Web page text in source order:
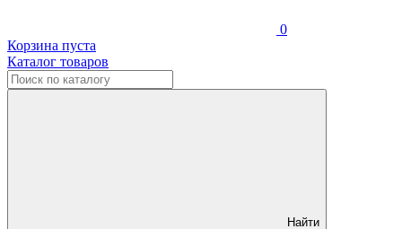
0
Корзина пуста
Каталог товаров
Найти